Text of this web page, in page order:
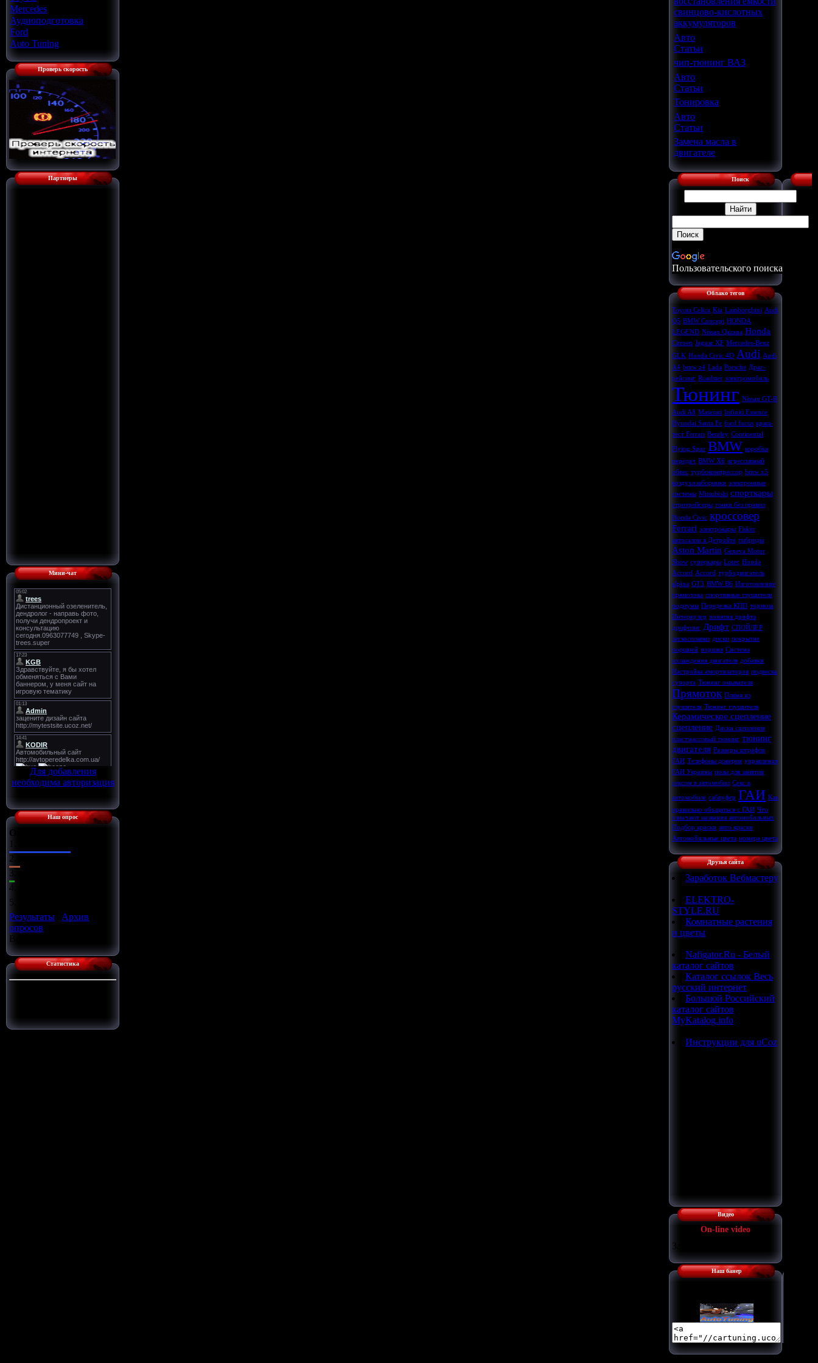
Mercedes
Аудиоподготовка
Ford
Auto Tuning
Проверь скорость
Партнеры
Мини-чат
Для добавления
необходима авторизация
Наш опрос
Оцените сайт
2.
3.
4.
5.
Результаты
Архив
опросов
Всего ответов:
Статистика
свинцово-кислотных
аккумуляторов
Авто
Статьи
чип-тюнинг ВАЗ
Авто
Статьи
Тонировка
Авто
Статьи
Замена масла в
двигателе
Поиск
Пользовательского поиска
Облако тегов
Toyota Celica Kia Lamborghini Audi
Q5 BMW Concept HONDA
LEGEND Nissan Qazana Honda
Citroen Jaguar XF Mercedes-Benz
GLK Honda Civic 4D Audi Audi
A4 bmw z4 Lada Porsche Драг-
рейсинг Roadster электромобиль
Тюнинг Nissan GT-R
Audi A8 Maserati Infiniti Essence
Hyundai Santa Fe ford focus краш-
тест Ferrari Bentley Continental
Flying Spur BMW коробка
передач BMW X6 агрессивный
обвес турбокомпрессор bmw x5
воздухозаборники электронные
системы Mitsubishi спорткары
стритрейсеры гонки без правил
Honda Civic кроссовер
Ferrari электрокары Fisker
автосалон в Детройте гибриды
Aston Martin Geneva Motor
Show суперкары Lotec Honda
Accord
Accord турбодвигатель
alpina GT3 BMW B6 Изготовление
прямотока спортивные глушители
подиумы Переделка КПП тормоза
Интеркулер понятия дрифта
дрифтинг Дрифт СПОЙЛЕР
легкосплавки диски покрытие
поршней поршня Система
охлаждения двигателя добавки
Настройка амортизаторов подвеска
супорта Тюнинг омывателя
Прямоток Плямя из
глушителя Тюнинг глушителя
Керамическое сцепление
сцепление Диски сцепления
пластмассовый тюнинг тюнинг
двигателя Размеры штрафов
ГАИ Телефоны доверия управления
ГАИ Украины позы для занятия
сексом в автомобил Секс в
автомобиле сабвуфер ГАИ Как
правильно объщаться с ГАИ Что
означают названия автомобильных
Подбор краски авто краски
Автомобильные цвета номера цвета
Друзья сайта
Заработок Вебмастеру
ELEKTRO-
STYLE.RU
Комнатные растения
и цветы
Nafigator.Ru - Белый
каталог сайтов
Каталог ссылок Весь
русский интернет
Большой Российский
каталог сайтов
MyKatalog.info
Инструкции для uCoz
Видео
Оn-line video
Загрузка...
Наш банер